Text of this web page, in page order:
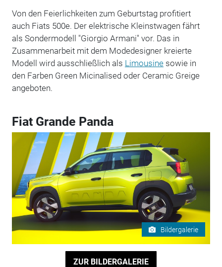
Von den Feierlichkeiten zum Geburtstag profitiert
auch Fiats 500e. Der elektrische Kleinstwagen fährt
als Sondermodell "Giorgio Armani" vor. Das in
Zusammenarbeit mit dem Modedesigner kreierte
Modell wird ausschließlich als Limousinesowie in
den Farben Green Micinalised oder Ceramic Greige
angeboten.
Fiat Grande Panda
Bildergalerie
ZUR BILDERGALERIE